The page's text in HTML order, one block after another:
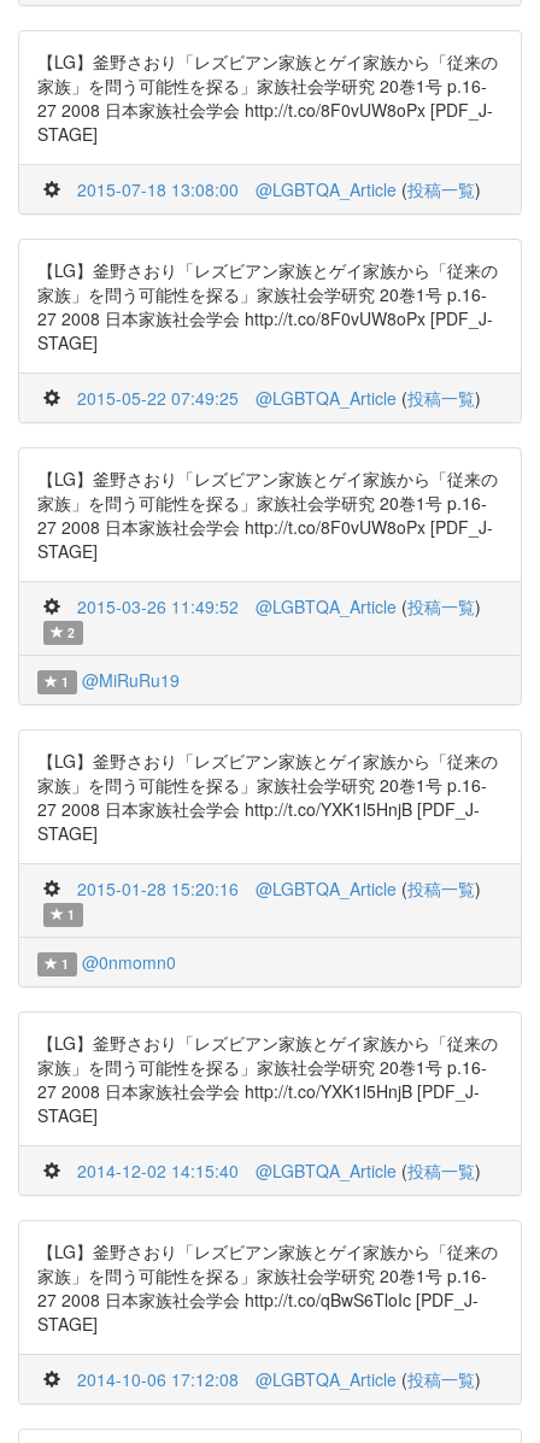
【LG】釜野さおり「レズビアン家族とゲイ家族から「従来の
家族」を問う可能性を探る」家族社会学研究 20巻1号 p.16-
27 2008 日本家族社会学会 http://t.co/8F0vUW8oPx [PDF_J-
STAGE]
2015-07-18 13:08:00 @LGBTQA_Article (投稿一覧)
【LG】釜野さおり「レズビアン家族とゲイ家族から「従来の
家族」を問う可能性を探る」家族社会学研究 20巻1号 p.16-
27 2008 日本家族社会学会 http://t.co/8F0vUW8oPx [PDF_J-
STAGE]
2015-05-22 07:49:25 @LGBTQA_Article (投稿一覧)
【LG】釜野さおり「レズビアン家族とゲイ家族から「従来の
家族」を問う可能性を探る」家族社会学研究 20巻1号 p.16-
27 2008 日本家族社会学会 http://t.co/8F0vUW8oPx [PDF_J-
STAGE]
2015-03-26 11:49:52 @LGBTQA_Article (投稿一覧)
2
1 @MiRuRu19
【LG】釜野さおり「レズビアン家族とゲイ家族から「従来の
家族」を問う可能性を探る」家族社会学研究 20巻1号 p.16-
27 2008 日本家族社会学会 http://t.co/YXK1l5HnjB [PDF_J-
STAGE]
2015-01-28 15:20:16 @LGBTQA_Article (投稿一覧)
1
1 @0nmomn0
【LG】釜野さおり「レズビアン家族とゲイ家族から「従来の
家族」を問う可能性を探る」家族社会学研究 20巻1号 p.16-
27 2008 日本家族社会学会 http://t.co/YXK1l5HnjB [PDF_J-
STAGE]
2014-12-02 14:15:40 @LGBTQA_Article (投稿一覧)
【LG】釜野さおり「レズビアン家族とゲイ家族から「従来の
家族」を問う可能性を探る」家族社会学研究 20巻1号 p.16-
27 2008 日本家族社会学会 http://t.co/qBwS6TloIc [PDF_J-
STAGE]
2014-10-06 17:12:08 @LGBTQA_Article (投稿一覧)